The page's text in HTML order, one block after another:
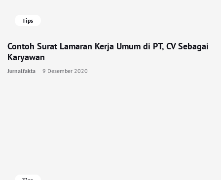
Tips
Contoh Surat Lamaran Kerja Umum di PT, CV Sebagai
Karyawan
Jurnalfakta 9 Desember 2020